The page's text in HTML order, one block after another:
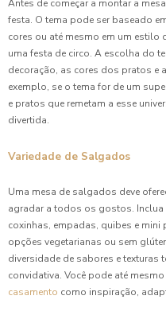
Antes de começar a montar a
festa. O tema pode ser baseado
cores ou até mesmo em um estilo
uma festa de circo. A escolha do
decoração, as cores dos pratos
exemplo, se o tema for de um
e pratos que remetam a esse
divertida.
Variedade de Salgados
Uma mesa de salgados deve
agradar a todos os gostos.
coxinhas, empadas, quibes e
opções vegetarianas ou sem
diversidade de sabores e texturas
convidativa. Você pode até
casamento como inspiração,